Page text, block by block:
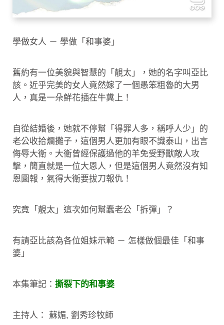
學做女人 － 學做「和事婆」
舊約有一位美貌與智慧的「靚太」，她的名字叫亞比
該。近乎完美的女人竟然嫁了一個愚笨粗魯的大男
人，真是一朵鮮花插在牛糞上！
自從結婚後，她就不停幫「得罪人多，稱呼人少」的
老公收拾爛攤子，這個男人更加有眼不識泰山，出言
侮辱大衛。大衛曾經保護過他的羊免受野獸敵人攻
擊，簡直就是一位大恩人，但是這個男人竟然沒有知
恩圖報，氣得大衛要拔刀報仇！
究竟「靚太」這次如何幫蠢老公「拆彈」？
有請亞比該為各位姐妹示範 － 怎樣做個最佳「和事
婆」
本集筆記： 撕裂下的和事婆
主持人： 蘇媚, 劉秀珍牧師